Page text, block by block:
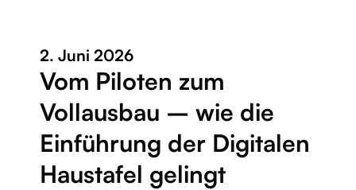
2. Juni 2026
Vom Piloten zum
Vollausbau – wie die
Einführung der Digitalen
Haustafel gelingt